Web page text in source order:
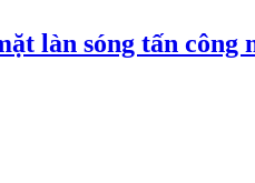
làn sóng tấn công